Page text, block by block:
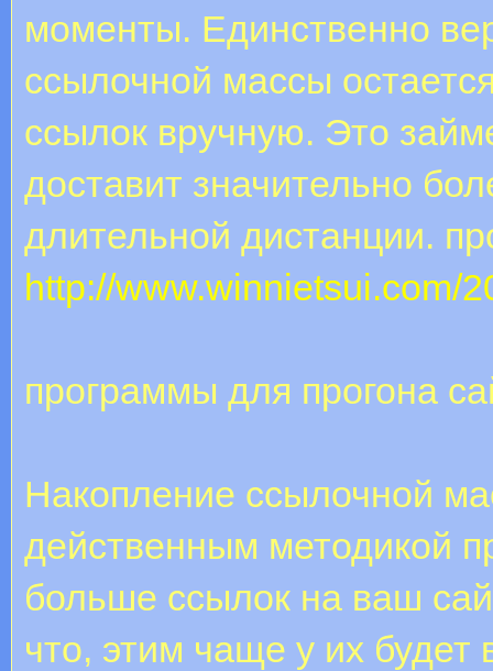
моменты. Единственно
ссылочной массы
ссылок вручную. Это
доставит значительно
длительной дистанции.
http://www.winnietsui.com/
программы для прогона
Накопление ссылочной
действенным методикой
больше ссылок на ваш
что, этим чаще у их будет